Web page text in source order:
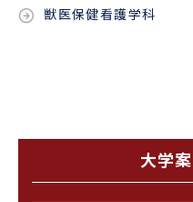
獣医保健看護学科
大学